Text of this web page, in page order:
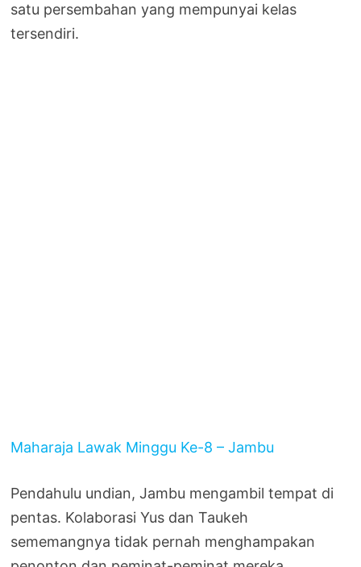
satu persembahan yang mempunyai kelas
tersendiri.
Maharaja Lawak Minggu Ke-8 – Jambu
Pendahulu undian, Jambu mengambil tempat di
pentas. Kolaborasi Yus dan Taukeh
sememangnya tidak pernah menghampakan